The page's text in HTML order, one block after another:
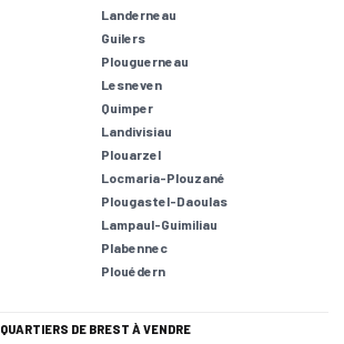
Landerneau
Guilers
Plouguerneau
Lesneven
Quimper
Landivisiau
Plouarzel
Locmaria-Plouzané
Plougastel-Daoulas
Lampaul-Guimiliau
Plabennec
Plouédern
QUARTIERS DE BREST À VENDRE